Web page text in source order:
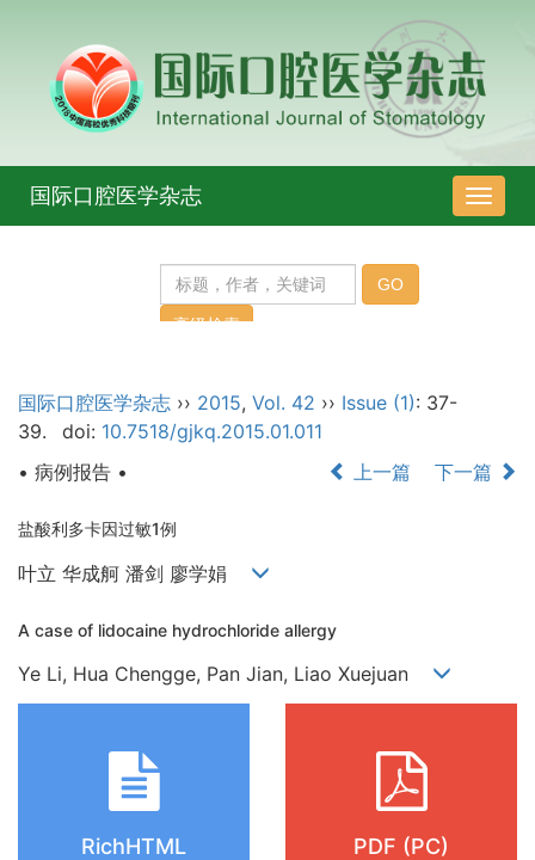
导
航
国际口腔医学杂志
国际口腔医学杂志 ›› 2015, Vol. 42 ›› Issue (1): 37-
39.
doi: 10.7518/gjkq.2015.01.011
• 病例报告 •
上一篇 下一篇
盐酸利多卡因过敏1例
叶立 华成舸 潘剑 廖学娟
A case of lidocaine hydrochloride allergy
Ye Li, Hua Chengge, Pan Jian, Liao Xuejuan
RichHTML PDF (PC)